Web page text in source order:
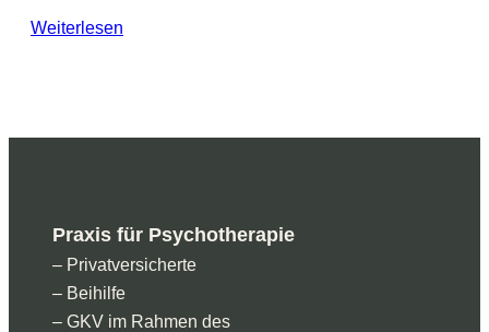
Weiterlesen
Praxis für Psychotherapie
– Privatversicherte
– Beihilfe
– GKV im Rahmen des